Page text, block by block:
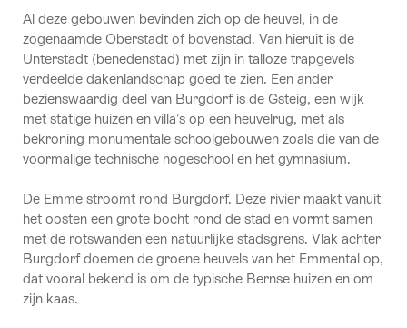
Al deze gebouwen bevinden zich op de heuvel, in de
zogenaamde Oberstadt of bovenstad. Van hieruit is de
Unterstadt (benedenstad) met zijn in talloze trapgevels
verdeelde dakenlandschap goed te zien. Een ander
bezienswaardig deel van Burgdorf is de Gsteig, een wijk
met statige huizen en villa's op een heuvelrug, met als
bekroning monumentale schoolgebouwen zoals die van de
voormalige technische hogeschool en het gymnasium.
De Emme stroomt rond Burgdorf. Deze rivier maakt vanuit
het oosten een grote bocht rond de stad en vormt samen
met de rotswanden een natuurlijke stadsgrens. Vlak achter
Burgdorf doemen de groene heuvels van het Emmental op,
dat vooral bekend is om de typische Bernse huizen en om
zijn kaas.